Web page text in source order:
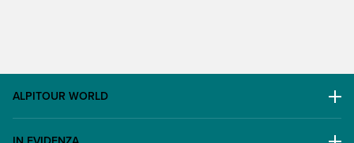
ALPITOUR WORLD